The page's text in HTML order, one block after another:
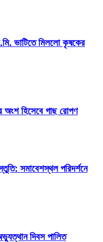
ভাটিতে মিললো কৃষকের
অংশ হিসেবে গাছ রোপণ
সমাবেশস্থল পরিদর্শনে
দিবস পালিত